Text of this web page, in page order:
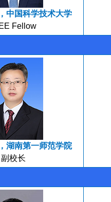
中国科学技术大学
Fellow
湖南第一师范学院
副校长